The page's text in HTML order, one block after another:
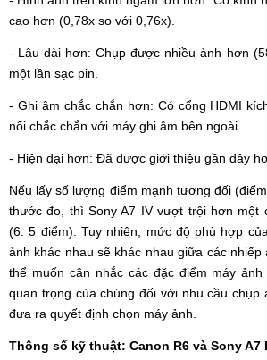
cao hơn (0,78x so với 0,76x).
- Lâu dài hơn: Chụp được nhiều ảnh hơn
một lần sạc pin.
- Ghi âm chắc chắn hơn: Có cổng HDMI
nối chắc chắn với máy ghi âm bên ngoài.
- Hiện đại hơn: Đã được giới thiệu gần đây
Nếu lấy số lượng điểm mạnh tương đối
thước đo, thì Sony A7 IV vượt trội hơn một
(6: 5 điểm). Tuy nhiên, mức độ phù hợp
ảnh khác nhau sẽ khác nhau giữa các
thể muốn cân nhắc các đặc điểm máy
quan trọng của chúng đối với nhu cầu chụp
đưa ra quyết định chọn máy ảnh.
Thông số kỹ thuật: Canon R6 và Sony A7